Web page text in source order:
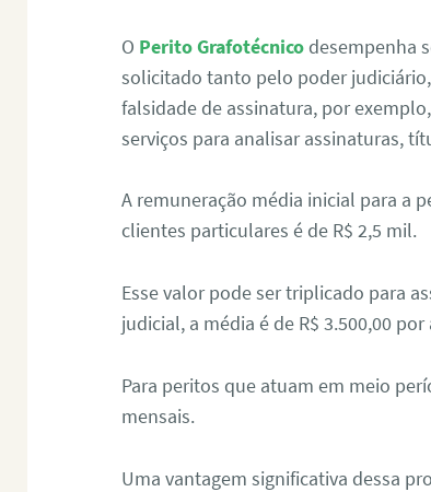
O Perito Grafotécnico desempenha
solicitado tanto pelo poder
falsidade de assinatura, por
serviços para analisar assinaturas,
A remuneração média inicial para a
clientes particulares é de R$ 2,5 mil.
Esse valor pode ser triplicado para
judicial, a média é de R$ 3.500,00
Para peritos que atuam em meio
mensais.
Uma vantagem significativa dessa